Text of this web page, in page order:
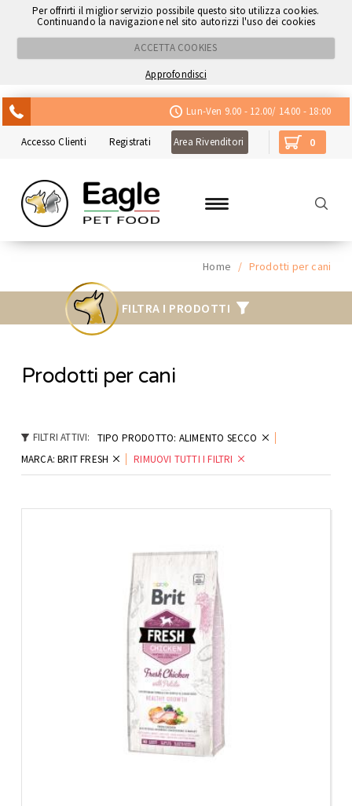
Per offrirti il miglior servizio possibile questo sito utilizza cookies.
Continuando la navigazione nel sito autorizzi l'uso dei cookies
ACCETTA COOKIES
Approfondisci
Lun-Ven 9.00 - 12.00/ 14.00 - 18:00
Accesso Clienti Registrati Area Rivenditori 0
Home / Prodotti per cani
FILTRA I PRODOTTI
Prodotti per cani
FILTRI ATTIVI: TIPO PRODOTTO: ALIMENTO SECCO
MARCA: BRIT FRESH RIMUOVI TUTTI I FILTRI